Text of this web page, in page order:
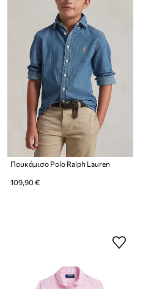
Πουκάμισο Polo Ralph Lauren
109,90 €